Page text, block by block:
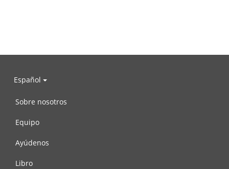
Español
Sobre nosotros
Equipo
Ayúdenos
Libro